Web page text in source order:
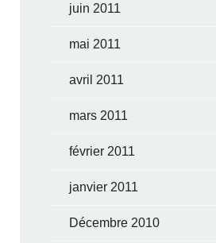
juin 2011
mai 2011
avril 2011
mars 2011
février 2011
janvier 2011
Décembre 2010